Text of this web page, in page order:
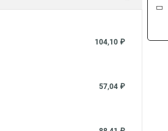
104,10 ₽
57,04 ₽